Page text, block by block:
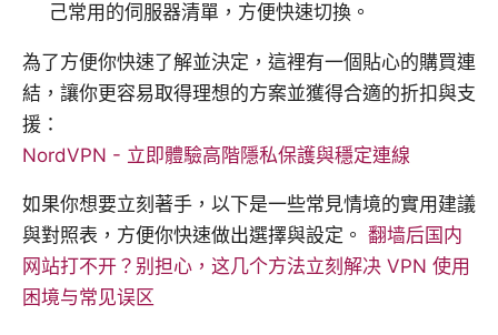
己常用的伺服器清單，方便快速切換。
為了方便你快速了解並決定，這裡有一個貼心的購買連
結，讓你更容易取得理想的方案並獲得合適的折扣與支
援：
NordVPN - 立即體驗高階隱私保護與穩定連線
如果你想要立刻著手，以下是一些常見情境的實用建議
與對照表，方便你快速做出選擇與設定。 翻墙后国内
网站打不开？别担心，这几个方法立刻解决 VPN 使用
困境与常见误区